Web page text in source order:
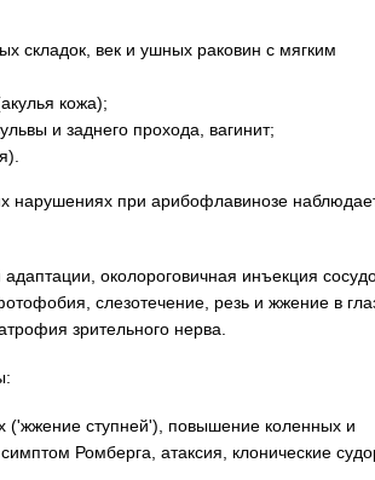
складок, век и ушных раковин с мягким
кожа);
и заднего прохода, вагинит;
нарушениях при арибофлавинозе
околороговичная инъекция
слезотечение, резь и жжение в
зрительного нерва.
('жжение ступней'), повышение коленных и
Ромберга, атаксия, клонические